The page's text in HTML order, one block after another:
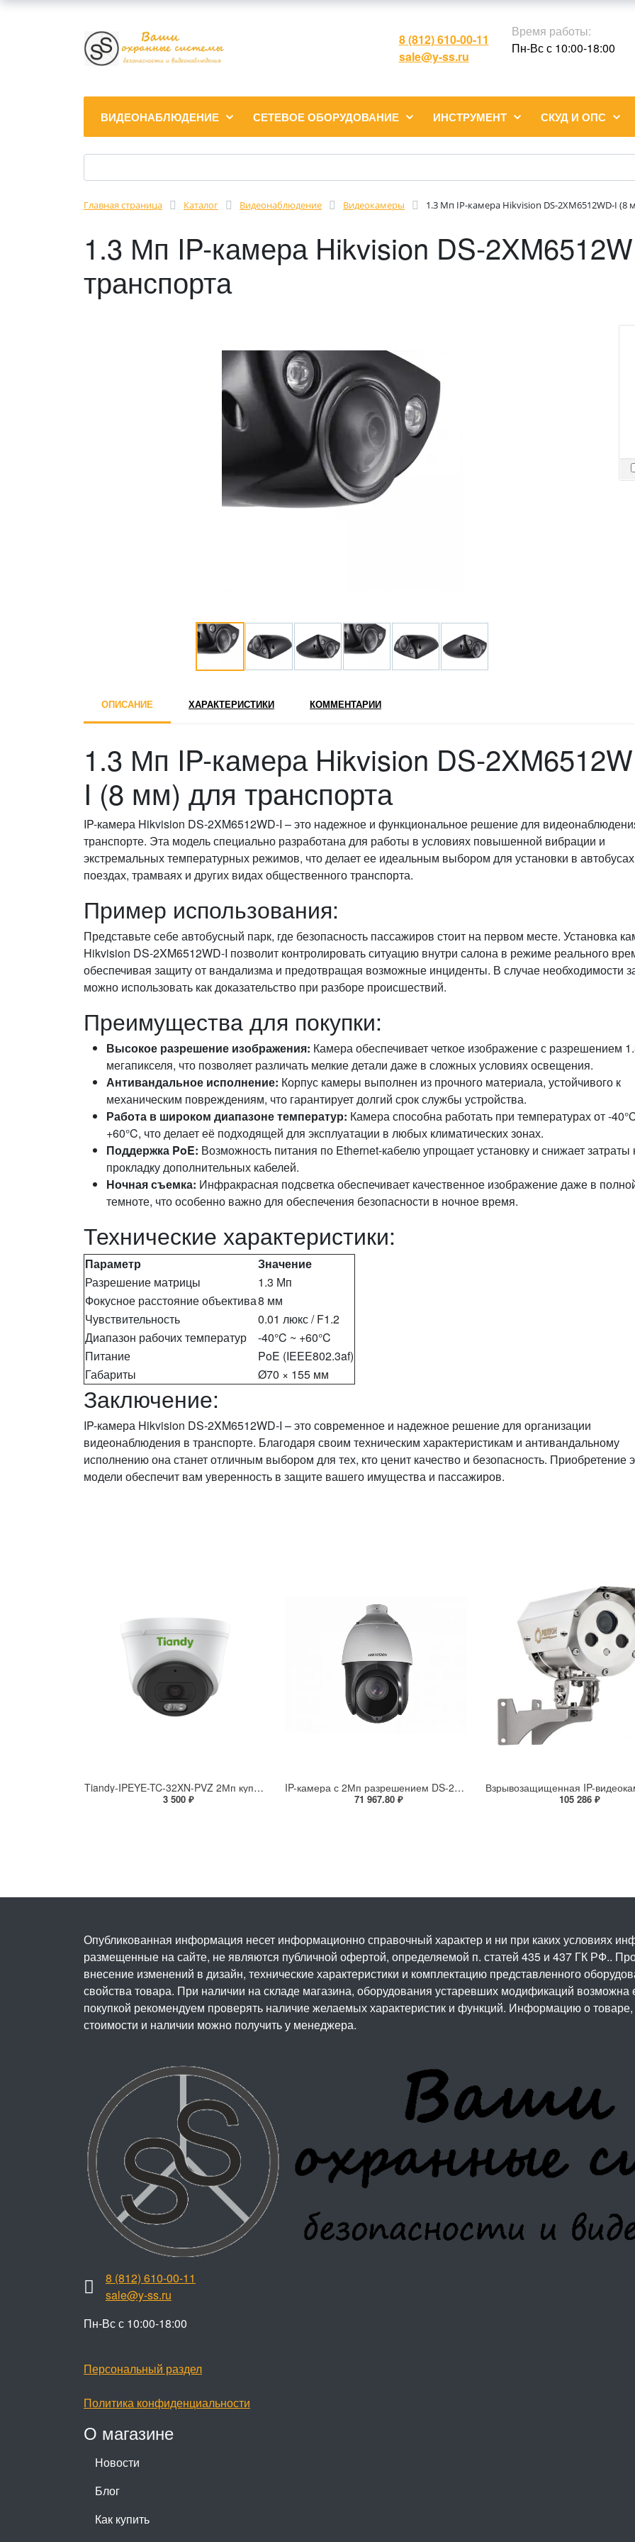
8 (812) 610-00-11
sale@y-ss.ru
Время работы:
Пн-Вс с 10:00-18:00
ВИДЕОНАБЛЮДЕНИЕ СЕТЕВОЕ ОБОРУДОВАНИЕ ИНСТРУМЕНТ СКУД И ОПС
Главная страница Каталог Видеонаблюдение Видеокамеры 1.3 Мп IP-камера Hikvision DS-2XM6512WD-I (8
1.3 Мп IP-камера Hikvision DS-
транспорта
ОПИСАНИЕ ХАРАКТЕРИСТИКИ КОММЕНТАРИИ
1.3 Мп IP-камера Hikvision DS-
I (8 мм) для транспорта
IP-камера Hikvision DS-2XM6512WD-I – это надежное и функциональное решение для
транспорте. Эта модель специально разработана для работы в условиях повышенной вибрации и
экстремальных температурных режимов, что делает ее идеальным выбором для установки в
поездах, трамваях и других видах общественного транспорта.
Пример использования:
Представьте себе автобусный парк, где безопасность пассажиров стоит на первом месте. Установка
Hikvision DS-2XM6512WD-I позволит контролировать ситуацию внутри салона в режиме реального
обеспечивая защиту от вандализма и предотвращая возможные инциденты. В случае необходимости
можно использовать как доказательство при разборе происшествий.
Преимущества для покупки:
Высокое разрешение изображения: Камера обеспечивает четкое изображение с разрешением
мегапикселя, что позволяет различать мелкие детали даже в сложных условиях освещения.
Антивандальное исполнение: Корпус камеры выполнен из прочного материала, устойчивого к
механическим повреждениям, что гарантирует долгий срок службы устройства.
Работа в широком диапазоне температур: Камера способна работать при температурах от -
+60°C, что делает её подходящей для эксплуатации в любых климатических зонах.
Поддержка PoE: Возможность питания по Ethernet-кабелю упрощает установку и снижает затраты
прокладку дополнительных кабелей.
Ночная съемка: Инфракрасная подсветка обеспечивает качественное изображение даже в
темноте, что особенно важно для обеспечения безопасности в ночное время.
Технические характеристики:
Параметр
Значение
Разрешение матрицы
1.3 Мп
Фокусное расстояние объектива8 мм
Чувствительность
0.01 люкс / F1.2
Диапазон рабочих температур
-40°C ~ +60°C
Питание
PoE (IEEE802.3af)
Габариты
Ø70 × 155 мм
Заключение:
IP-камера Hikvision DS-2XM6512WD-I – это современное и надежное решение для организации
видеонаблюдения в транспорте. Благодаря своим техническим характеристикам и антивандальному
исполнению она станет отличным выбором для тех, кто ценит качество и безопасность. Приобретение
модели обеспечит вам уверенность в защите вашего имущества и пассажиров.
Tiandy-IPEYE-TC-32XN-PVZ 2Мп купольная «турель» IP камера с фиксированным объективом, серия SPARK со встроенным агентом IPEYE для ПВЗ
3 500 ₽
IP-камера с 2Мп разрешением DS-2DE4225IW-DE(S5)
71 967.80 ₽ 105 286 ₽
О магазине
Новости
Блог
Как купить
8 (812) 610-00-11
sale@y-ss.ru
Пн-Вс с 10:00-18:00
Персональный раздел
Политика конфиденциальности
Опубликованная информация несет информационно справочный характер и ни при каких условиях
размещенные на сайте, не являются публичной офертой, определяемой п. статей 435 и 437 ГК РФ..
внесение изменений в дизайн, технические характеристики и комплектацию представленного
свойства товара. При наличии на складе магазина, оборудования устаревших модификаций
покупкой рекомендуем проверять наличие желаемых характеристик и функций. Информацию о товаре,
стоимости и наличии можно получить у менеджера.